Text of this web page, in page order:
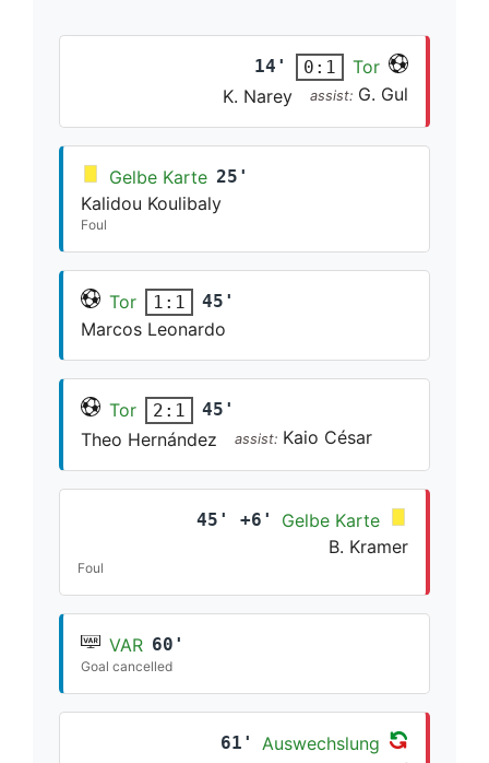
14' 0:1
Tor
K. Narey
assist: G. Gul
Gelbe Karte 25'
Kalidou Koulibaly
Foul
Tor 1:1 45'
Marcos Leonardo
Tor 2:1 45'
Theo Hernández assist: Kaio César
45' +6'
Gelbe Karte
B. Kramer
Foul
VAR 60'
Goal cancelled
61' Auswechslung